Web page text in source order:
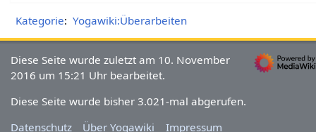
Kategorie: Yogawiki:Überarbeiten
Diese Seite wurde zuletzt am 10. November
2016 um 15:21 Uhr bearbeitet.
Diese Seite wurde bisher 3.021-mal abgerufen.
Datenschutz
Über Yogawiki Impressum